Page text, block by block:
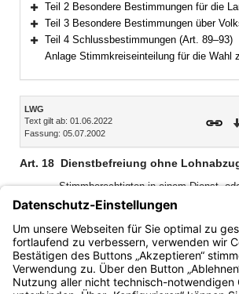
Bereich erweitern
Teil 2 Besondere Bestimmungen für die
Bereich erweitern
Teil 3 Besondere Bestimmungen über Volksbegehren und
Bereich erweitern
Teil 4 Schlussbestimmungen (Art. 89–93)
Anlage Stimmkreiseinteilung für die Wahl zum
Inhalt
LWG
Text gilt ab: 01.06.2022
Fassung: 05.07.2002
Art. 18 Dienstbefreiung ohne
Stimmberechtigten in einem Dienst-
muss die freie Zeit, die sie zur
Ausübung von Ehrenämtern bei den
benötigen, ohne Abzug an Lohn oder
werden.